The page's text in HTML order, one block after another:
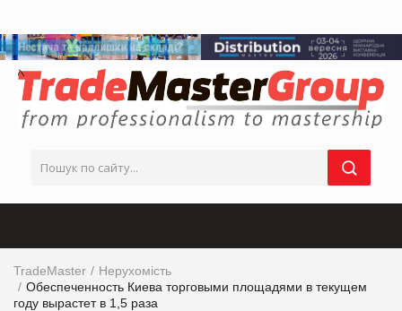
TradeMaster
Нерухомість
Обеспеченность Киева торговыми площадями в текущем
году вырастет в 1,5 раза